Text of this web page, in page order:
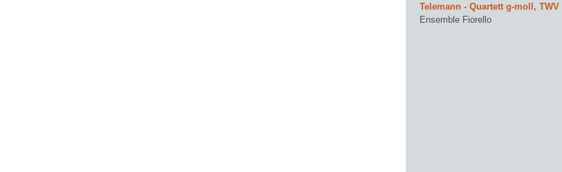
Telemann - Quartett g-moll, TWV
Ensemble Fiorello